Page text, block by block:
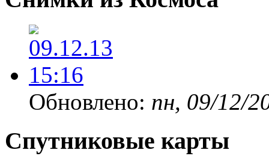
Обновлено: пн, 09/12/
Спутниковые карты